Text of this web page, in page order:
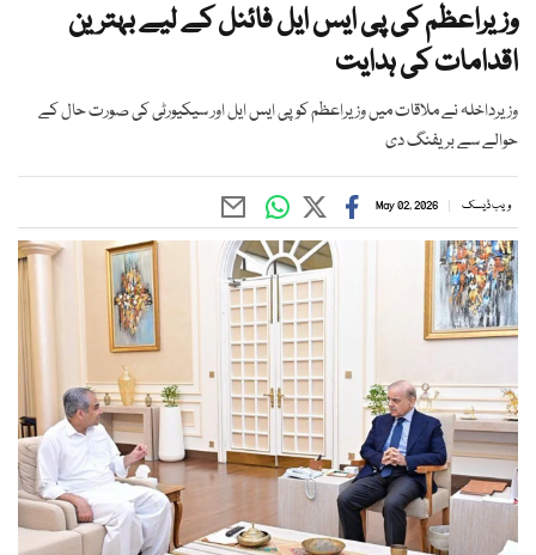
وزیراعظم کی پی ایس ایل فائنل کے لیے بہترین
اقدامات کی ہدایت
وزیرداخلہ نے ملاقات میں وزیراعظم کو پی ایس ایل اور سیکیورٹی کی صورت حال کے
حوالے سے بریفنگ دی
ویب ڈیسک May 02, 2026